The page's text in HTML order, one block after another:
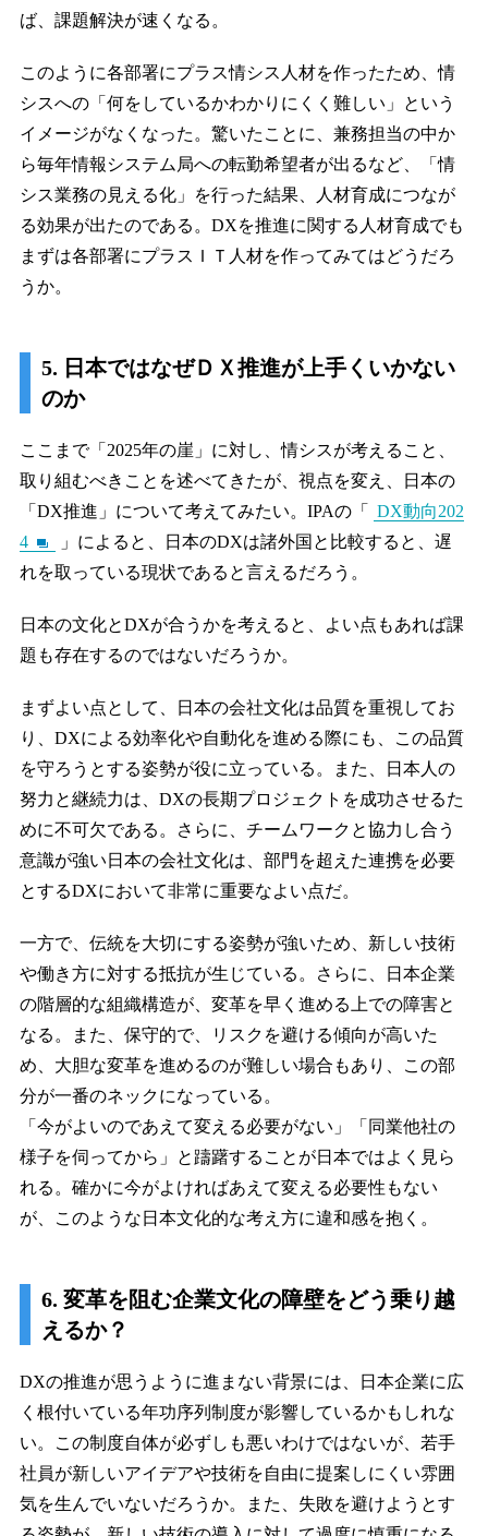
ば、課題解決が速くなる。
このように各部署にプラス情シス人材を作ったため、情
シスへの「何をしているかわかりにくく難しい」という
イメージがなくなった。驚いたことに、兼務担当の中か
ら毎年情報システム局への転勤希望者が出るなど、「情
シス業務の見える化」を行った結果、人材育成につなが
る効果が出たのである。DXを推進に関する人材育成でも
まずは各部署にプラスＩＴ人材を作ってみてはどうだろ
うか。
5. 日本ではなぜＤＸ推進が上手くいかない
のか
ここまで「2025年の崖」に対し、情シスが考えること、
取り組むべきことを述べてきたが、視点を変え、日本の
「DX推進」について考えてみたい。IPAの「
DX動向202
4
」によると、日本のDXは諸外国と比較すると、遅
れを取っている現状であると言えるだろう。
日本の文化とDXが合うかを考えると、よい点もあれば課
題も存在するのではないだろうか。
まずよい点として、日本の会社文化は品質を重視してお
り、DXによる効率化や自動化を進める際にも、この品質
を守ろうとする姿勢が役に立っている。また、日本人の
努力と継続力は、DXの長期プロジェクトを成功させるた
めに不可欠である。さらに、チームワークと協力し合う
意識が強い日本の会社文化は、部門を超えた連携を必要
とするDXにおいて非常に重要なよい点だ。
一方で、伝統を大切にする姿勢が強いため、新しい技術
や働き方に対する抵抗が生じている。さらに、日本企業
の階層的な組織構造が、変革を早く進める上での障害と
なる。また、保守的で、リスクを避ける傾向が高いた
め、大胆な変革を進めるのが難しい場合もあり、この部
分が一番のネックになっている。
「今がよいのであえて変える必要がない」「同業他社の
様子を伺ってから」と躊躇することが日本ではよく見ら
れる。確かに今がよければあえて変える必要性もない
が、このような日本文化的な考え方に違和感を抱く。
6. 変革を阻む企業文化の障壁をどう乗り越
えるか？
DXの推進が思うように進まない背景には、日本企業に広
く根付いている年功序列制度が影響しているかもしれな
い。この制度自体が必ずしも悪いわけではないが、若手
社員が新しいアイデアや技術を自由に提案しにくい雰囲
気を生んでいないだろうか。また、失敗を避けようとす